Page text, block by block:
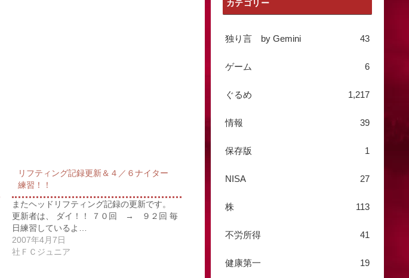
リフティング記録更新＆４／６ナイター
練習！！
またヘッドリフティング記録の更新です。
更新者は、 ダイ！！ ７０回 → ９２回 毎
日練習しているよ…
2007年4月7日
社ＦＣジュニア
カテゴリー
独り言 by Gemini 43
ゲーム 6
ぐるめ 1,217
情報 39
保存版 1
NISA 27
株 113
不労所得 41
健康第一 19